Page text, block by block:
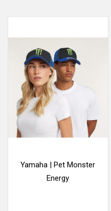
Yamaha | Pet Monster
Energy